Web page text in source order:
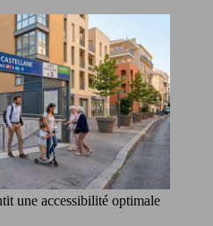
une accessibilité optimale